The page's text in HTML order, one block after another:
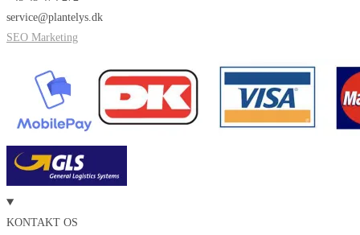
service@plantelys.dk
SEO Marketing
KONTAKT OS